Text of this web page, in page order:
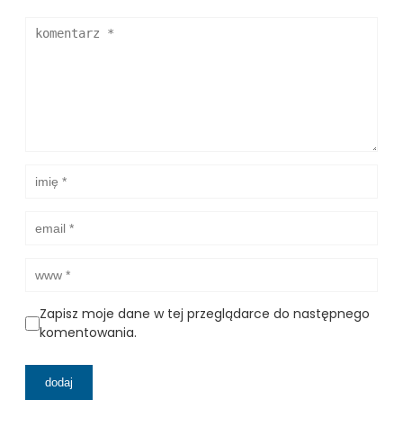
Zapisz moje dane w tej przeglądarce do następnego
komentowania.